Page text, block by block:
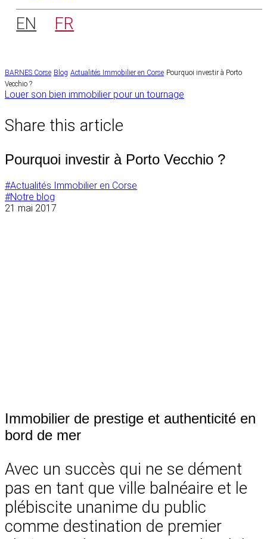
EN FR
BARNES Corse Blog Actualités Immobilier en Corse Pourquoi investir à Porto
Vecchio ?
Navigation
l’article
Louer son bien immobilier pour un tournage
Share this article
Pourquoi investir à Porto Vecchio ?
#Actualités Immobilier en Corse
#Notre blog
21 mai 2017
Immobilier de prestige et authenticité en
bord de mer
Avec un succès qui ne se dément
pas en tant que ville balnéaire et le
plébiscite unanime du public
comme destination de premier